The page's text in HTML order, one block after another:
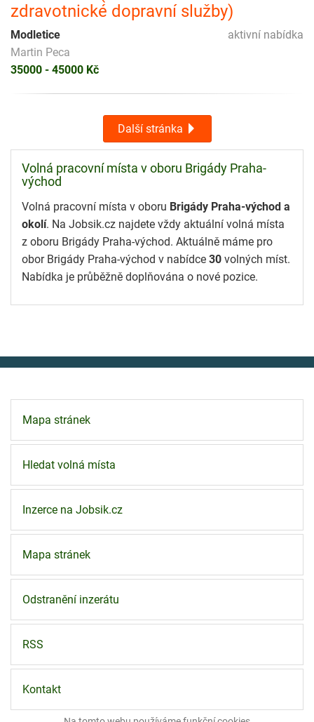
zdravotnické dopravní služby)
aktivní nabídka
Modletice
Martin Peca
35000 - 45000 Kč
Další stránka
Volná pracovní místa v oboru Brigády Praha-
východ
Volná pracovní místa v oboru Brigády Praha-východ a
okolí. Na Jobsik.cz najdete vždy aktuální volná místa
z oboru Brigády Praha-východ. Aktuálně máme pro
obor Brigády Praha-východ v nabídce 30 volných míst.
Nabídka je průběžně doplňována o nové pozice.
Mapa stránek
Hledat volná místa
Inzerce na Jobsik.cz
Mapa stránek
Odstranění inzerátu
RSS
Kontakt